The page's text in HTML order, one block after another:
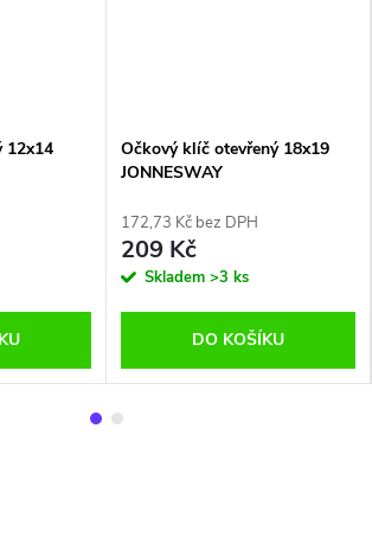
12x14
Očkový klíč otevřený 18x19
JONNESWAY
172,73 Kč bez DPH
209 Kč
Skladem >3 ks
DO KOŠÍKU